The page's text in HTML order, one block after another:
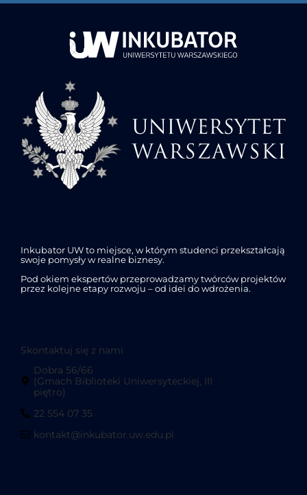
Inkubator UW to miejsce, w którym studenci przekształcają
swoje pomysły w realne biznesy.
Pod okiem ekspertów przeprowadzamy twórców projektów
przez kolejne etapy rozwoju – od idei do wdrożenia.
Skontaktuj się z nami
Dobra 56/66
(Gmach Biblioteki Uniwersyteckiej, III
piętro)
22 554 07 35
kontakt@inkubator.uw.edu.pl